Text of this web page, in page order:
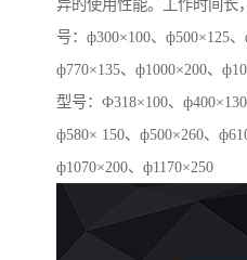
异的使用性能。工作时间长
号：ф300×100、ф500×125、
ф770×135、ф1000×200、
型号：Ф318×100、
ф580× 150、ф500×260、
ф1070×200、ф1170×250